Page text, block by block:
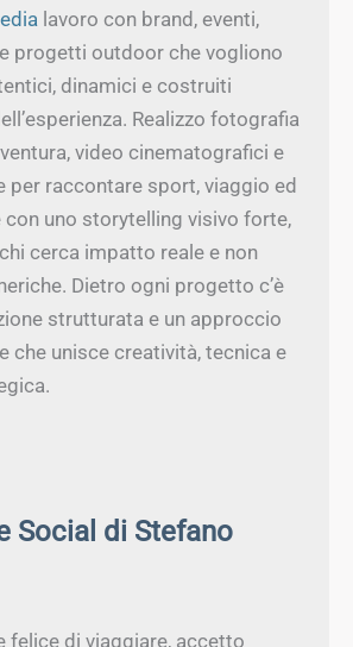
lavoro con brand, eventi,
progetti outdoor che vogliono
dinamici e costruiti
Realizzo fotografia
video cinematografici e
per raccontare sport, viaggio ed
con uno storytelling visivo forte,
cerca impatto reale e non
Dietro ogni progetto c’è
strutturata e un approccio
che unisce creatività, tecnica e
Social di Stefano
felice di viaggiare, accetto